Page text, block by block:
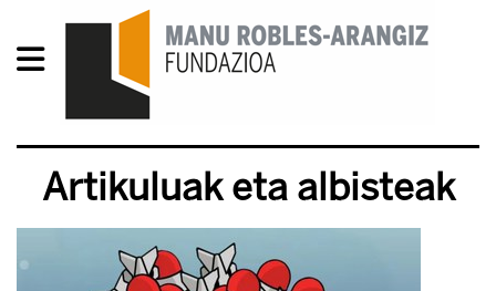
Artikuluak eta albisteak